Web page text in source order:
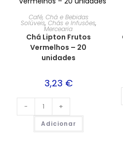
Café, Chá e Bebidas
Solúveis, Chás e Infusões,
Mercearia
Chá Lipton Frutos
Vermelhos – 20
unidades
3,23 €
- +
Adicionar